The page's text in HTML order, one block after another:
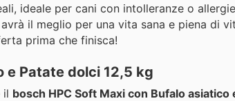
ideale per cani con intolleranze o
il meglio per una vita sana e piena di
prima che finisca!
e Patate dolci 12,5 kg
il bosch HPC Soft Maxi con Bufalo asiatico